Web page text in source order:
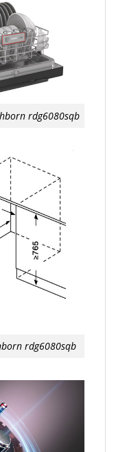
rdg6080sqb
rdg6080sqb